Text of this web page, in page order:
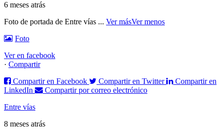
6 meses atrás
Foto de portada de Entre vías ... Ver másVer menos
Foto
Ver en facebook
· Compartir
Compartir en Facebook
Compartir en Twitter
Compartir en
LinkedIn
Compartir por correo electrónico
Entre vías
8 meses atrás